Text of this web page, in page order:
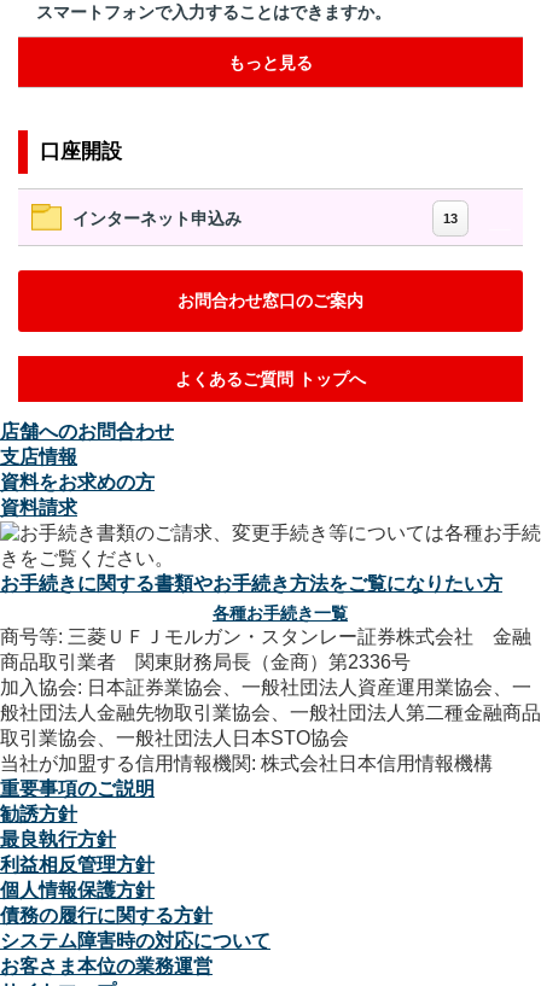
スマートフォンで入力することはできますか。
もっと見る
口座開設
インターネット申込み 13
お問合わせ窓口のご案内
よくあるご質問 トップへ
店舗へのお問合わせ
支店情報
資料をお求めの方
資料請求
お手続きに関する書類やお手続き方法をご覧になりたい方
各種お手続き一覧
商号等: 三菱ＵＦＪモルガン・スタンレー証券株式会社 金融
商品取引業者 関東財務局長（金商）第2336号
加入協会: 日本証券業協会、一般社団法人資産運用業協会、一
般社団法人金融先物取引業協会、一般社団法人第二種金融商品
取引業協会、一般社団法人日本STO協会
当社が加盟する信用情報機関: 株式会社日本信用情報機構
重要事項のご説明
勧誘方針
最良執行方針
利益相反管理方針
個人情報保護方針
債務の履行に関する方針
システム障害時の対応について
お客さま本位の業務運営